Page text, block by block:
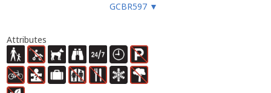
GCBR597 ▼
Attributes